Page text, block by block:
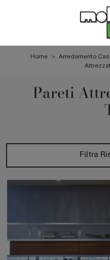
Home > Arredamento
Pareti
Filtra